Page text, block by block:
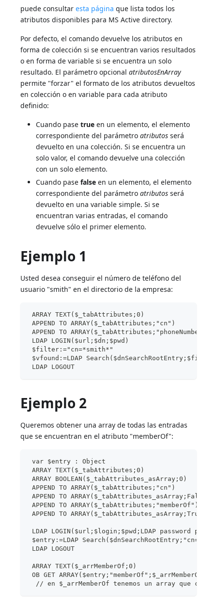
puede consultaresta página que lista todos los
atributos disponibles para MS Active directory.
Por defecto, el comando devuelve los atributos en
forma de colección si se encuentran varios resultados
o en forma de variable si se encuentra un solo
resultado. El parámetro opcionalatributosEnArray
permite "forzar" el formato de los atributos devueltos
en colección o en variable para cada atributo
definido:
Cuando pasetrue en un elemento, el elemento
correspondiente del parámetroatributos será
devuelto en una colección. Si se encuentra un
solo valor, el comando devuelve una colección
con un solo elemento.
Cuando pasefalse en un elemento, el elemento
correspondiente del parámetroatributos será
devuelto en una variable simple. Si se
encuentran varias entradas, el comando
devuelve sólo el primer elemento.
Ejemplo 1
Usted desea conseguir el número de teléfono del
usuario "smith" en el directorio de la empresa:
ARRAY TEXT($_tabAttributes;0)
APPEND TO ARRAY($_tabAttributes;"cn")
APPEND TO ARRAY($_tabAttributes;"phoneNumber")
LDAP LOGIN($url;$dn;$pwd)
$filter:="cn=*smith*"
$vfound:=LDAP
LDAP LOGOUT
Ejemplo 2
Queremos obtener una array de todas las entradas
que se encuentran en el atributo "memberOf":
var $entry : Object
ARRAY TEXT($_tabAttributes;0)
ARRAY BOOLEAN($_tabAttributes_asArray;0)
APPEND TO ARRAY($_tabAttributes;"cn")
APPEND TO ARRAY($_tabAttributes_asArray;False)
APPEND TO ARRAY($_tabAttributes;"memberOf")
APPEND TO ARRAY($_tabAttributes_asArray;True)
LDAP LOGIN($url;$login;$pwd;LDAP password
$entry:=LDAP
LDAP LOGOUT
ARRAY TEXT($_arrMemberOf;0)
OB GET ARRAY($entry;"memberOf";$_arrMemberOf)
// en $_arrMemberOf tenemos un array que